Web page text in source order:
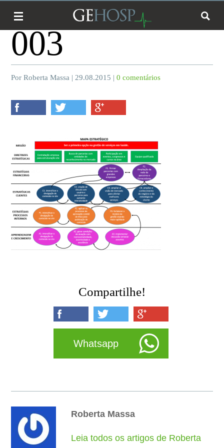
003
Por Roberta Massa | 29.08.2015 |0 comentários
Compartilhe!
Whatsapp
Roberta Massa
Leia todos os artigos de Roberta